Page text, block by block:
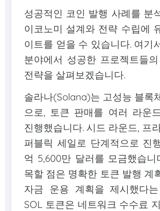
성공적인 코인 발행 사례를 분
이코노미 설계와 전략 수립에
이트를 얻을 수 있습니다. 여기
분야에서 성공한 프로젝트들
전략을 살펴보겠습니다.
솔라나(Solana)는 고성능 블록
으로, 토큰 판매를 여러 라운
진행했습니다. 시드 라운드, 프
퍼블릭 세일로 단계적으로 진
억 5,600만 달러를 모금했습니
목할 점은 명확한 토큰 발행 계
자금 운용 계획을 제시했다
SOL 토큰은 네트워크 수수료